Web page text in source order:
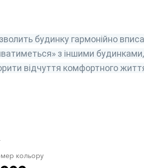
будинку гармонійно
з іншими будинками,
відчуття комфортного
кольору